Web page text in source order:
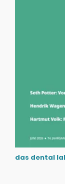
das dental